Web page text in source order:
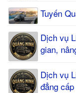
Tuyến
Dịch vụ
gian,
Dịch vụ
đẳng cấp